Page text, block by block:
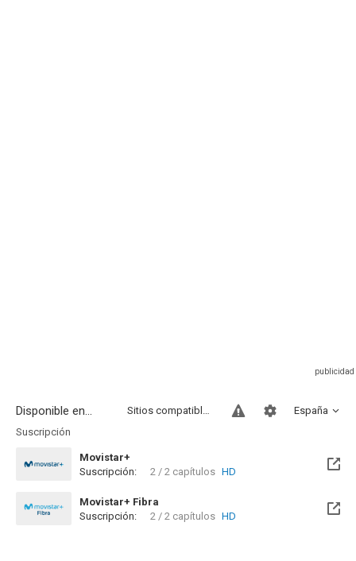
Disponible en... España
Sitios compatibles
Suscripción
Movistar+
Disponible hasta el Lun, 31 Dic 2040 (Quedan 14 años)
Suscripción: 2 / 2 capítulos HD
Movistar+ Fibra
Disponible hasta el Lun, 31 Dic 2040 (Quedan 14 años)
Suscripción: 2 / 2 capítulos HD